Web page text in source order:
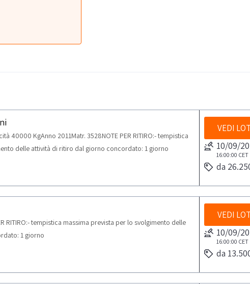
40000 KgAnno 2011Matr. 3528NOTE PER RITIRO:- tempistica
delle attività di ritiro dal giorno concordato: 1 giorno
VEDI
10/09/
16:00:00 CET
da
RITIRO:- tempistica massima prevista per lo svolgimento delle
1 giorno
VEDI
10/09/
16:00:00 CET
da